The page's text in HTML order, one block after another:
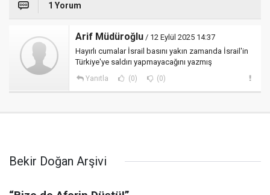
1 Yorum
Arif Müdüroğlu / 12 Eylül 2025 14:37
Hayırlı cumalar İsrail basını yakın zamanda İsrail'in
Türkiye'ye saldırı yapmayacağını yazmış
Yanıtla (0) (0)
Bekir Doğan Arşivi